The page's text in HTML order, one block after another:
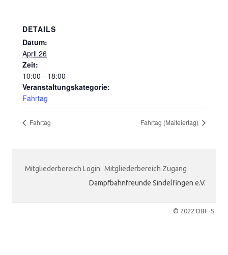
DETAILS
Datum:
April 26
Zeit:
10:00 - 18:00
Veranstaltungskategorie:
Fahrtag
Fahrtag Fahrtag (Maifeiertag)
Mitgliederbereich Login Mitgliederbereich Zugang
Dampfbahnfreunde Sindelfingen e.V.
© 2022 DBF-S